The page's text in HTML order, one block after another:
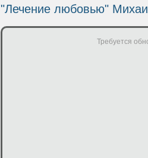
"Лечение любовью"
Требуется